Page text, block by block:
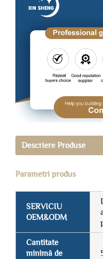
Descriere Produse
Parametri produs
SERVICIU
OEM&ODM
Cantitate
minimă de